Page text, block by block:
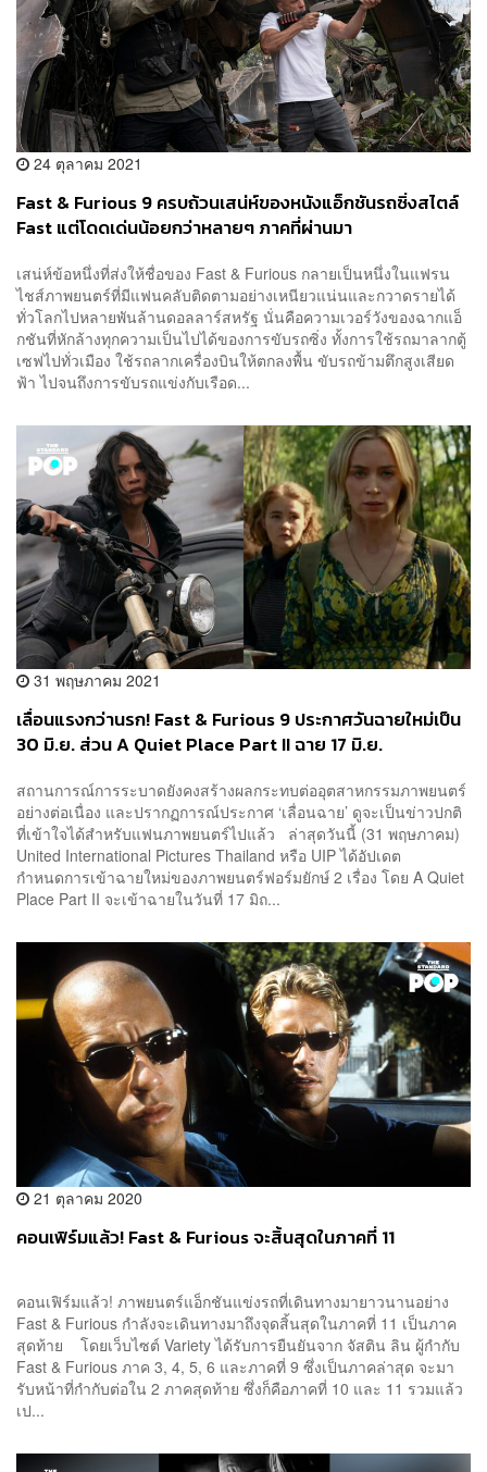
24 ตุลาคม 2021
Fast & Furious 9 ครบถ้วนเสน่ห์ของหนังแอ็กชันรถซิ่งสไตล์
Fast แต่โดดเด่นน้อยกว่าหลายๆ ภาคที่ผ่านมา
เสน่ห์ข้อหนึ่งที่ส่งให้ชื่อของ Fast & Furious กลายเป็นหนึ่งในแฟรน
ไชส์ภาพยนตร์ที่มีแฟนคลับติดตามอย่างเหนียวแน่นและกวาดรายได้
ทั่วโลกไปหลายพันล้านดอลลาร์สหรัฐ นั่นคือความเวอร์วังของฉากแอ็
กชันที่หักล้างทุกความเป็นไปได้ของการขับรถซิ่ง ทั้งการใช้รถมาลากตู้
เซฟไปทั่วเมือง ใช้รถลากเครื่องบินให้ตกลงพื้น ขับรถข้ามตึกสูงเสียด
ฟ้า ไปจนถึงการขับรถแข่งกับเรือด...
31 พฤษภาคม 2021
เลื่อนแรงกว่านรก! Fast & Furious 9 ประกาศวันฉายใหม่เป็น
30 มิ.ย. ส่วน A Quiet Place Part II ฉาย 17 มิ.ย.
สถานการณ์การระบาดยังคงสร้างผลกระทบต่ออุตสาหกรรมภาพยนตร์
อย่างต่อเนื่อง และปรากฏการณ์ประกาศ ‘เลื่อนฉาย’ ดูจะเป็นข่าวปกติ
ที่เข้าใจได้สำหรับแฟนภาพยนตร์ไปแล้ว ล่าสุดวันนี้ (31 พฤษภาคม)
United International Pictures Thailand หรือ UIP ได้อัปเดต
กำหนดการเข้าฉายใหม่ของภาพยนตร์ฟอร์มยักษ์ 2 เรื่อง โดย A Quiet
Place Part II จะเข้าฉายในวันที่ 17 มิถ...
21 ตุลาคม 2020
คอนเฟิร์มแล้ว! Fast & Furious จะสิ้นสุดในภาคที่ 11
คอนเฟิร์มแล้ว! ภาพยนตร์แอ็กชันแข่งรถที่เดินทางมายาวนานอย่าง
Fast & Furious กำลังจะเดินทางมาถึงจุดสิ้นสุดในภาคที่ 11 เป็นภาค
สุดท้าย โดยเว็บไซต์ Variety ได้รับการยืนยันจาก จัสติน ลิน ผู้กำกับ
Fast & Furious ภาค 3, 4, 5, 6 และภาคที่ 9 ซึ่งเป็นภาคล่าสุด จะมา
รับหน้าที่กำกับต่อใน 2 ภาคสุดท้าย ซึ่งก็คือภาคที่ 10 และ 11 รวมแล้ว
เป...